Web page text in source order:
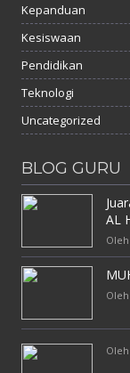
Kepanduan
Kesiswaan
Pendidikan
Teknologi
Uncategorized
BLOG GURU
AL
Oleh
Oleh
Oleh